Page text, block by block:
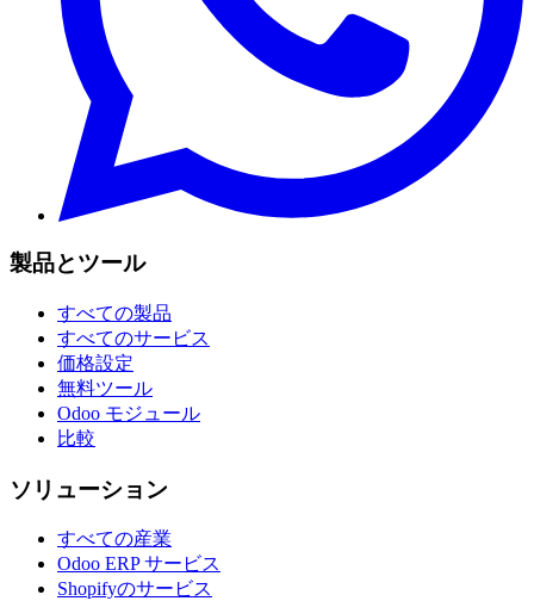
製品とツール
すべての製品
すべてのサービス
価格設定
無料ツール
Odoo モジュール
比較
ソリューション
すべての産業
Odoo ERP サービス
Shopifyのサービス